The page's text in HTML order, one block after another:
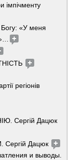
імпічменту
«У меня
регіонів
Сергій Дацюк
Дацюк
и выводы.